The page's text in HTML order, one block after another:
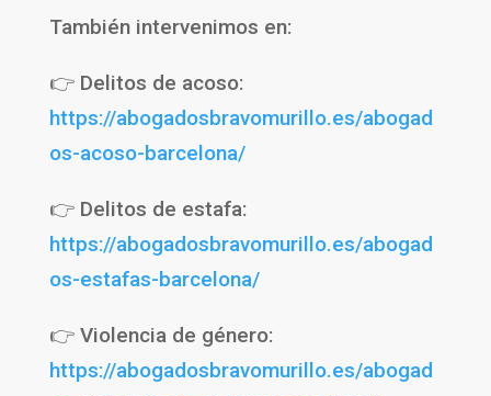
También intervenimos en:
👉 Delitos de acoso:
https://abogadosbravomurillo.es/abogad
os-acoso-barcelona/
👉 Delitos de estafa:
https://abogadosbravomurillo.es/abogad
os-estafas-barcelona/
👉 Violencia de género:
https://abogadosbravomurillo.es/abogad